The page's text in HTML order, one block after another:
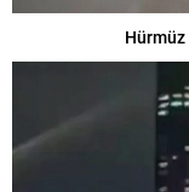
Hürmüz